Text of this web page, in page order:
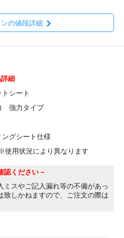
の値段詳細
細
シート
強力タイプ
ングシート仕様
使用状況により異なります
認ください－
ミスやご記入漏れ等の不備があっ
致しかねますので、ご注文の際は